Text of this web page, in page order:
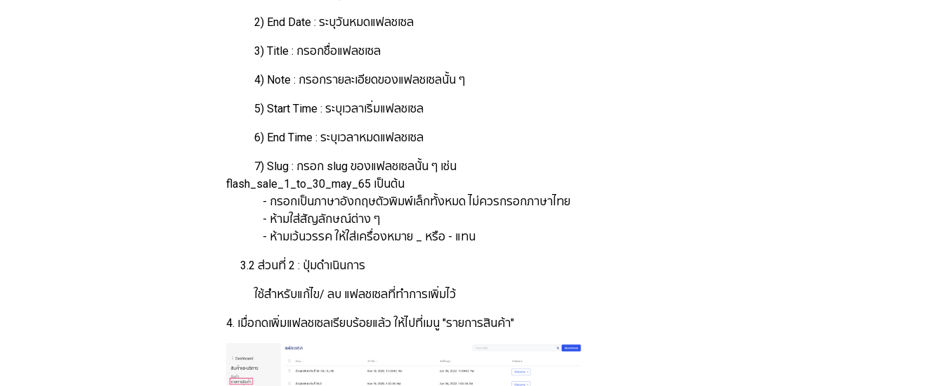
2) End Date : ระบุวันหมดแฟลชเซล
3) Title : กรอกชื่อแฟลชเซล
4) Note : กรอกรายละเอียดของแฟลชเซลนั้น ๆ
5) Start Time : ระบุเวลาเริ่มแฟลชเซล
6) End Time : ระบุเวลาหมดแฟลชเซล
7) Slug : กรอก slug ของแฟลชเซลนั้น ๆ เช่น
flash_sale_1_to_30_may_65 เป็นต้น
- กรอกเป็นภาษาอังกฤษตัวพิมพ์เล็กทั้งหมด ไม่ควรกรอกภาษาไทย
- ห้ามใส่สัญลักษณ์ต่าง ๆ
- ห้ามเว้นวรรค ให้ใส่เครื่องหมาย _ หรือ - แทน
3.2 ส่วนที่ 2 : ปุ่มดำเนินการ
ใช้สำหรับแก้ไข/ ลบ แฟลชเซลที่ทำการเพิ่มไว้
4. เมื่อกดเพิ่มแฟลชเซลเรียบร้อยแล้ว ให้ไปที่เมนู "รายการสินค้า"